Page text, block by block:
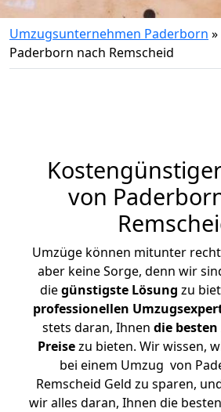
Umzugsunternehmen Paderborn »
Paderborn nach Remscheid
von
Umzüge können mitunter
aber keine Sorge, denn wir
diegünstigste Lösung zu
professionellen
stets daran, Ihnen die
Preisezu bieten. Wir wissen,
bei einem Umzug von
Remscheid Geld zu sparen,
wir alles daran, Ihnen die